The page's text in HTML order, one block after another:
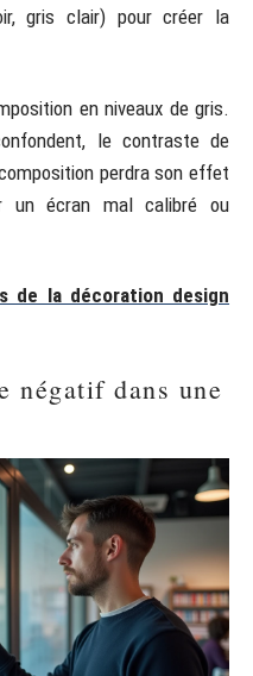
gris clair) pour créer la
en niveaux de gris.
le contraste de
perdra son effet
un écran mal calibré ou
de la décoration design
négatif dans une